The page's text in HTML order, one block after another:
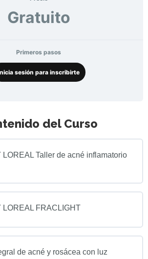
Gratuito
Primeros pasos
sesión para inscribirte
del Curso
Taller de acné inflamatorio
LOREAL FRACLIGHT
de acné y rosácea con luz